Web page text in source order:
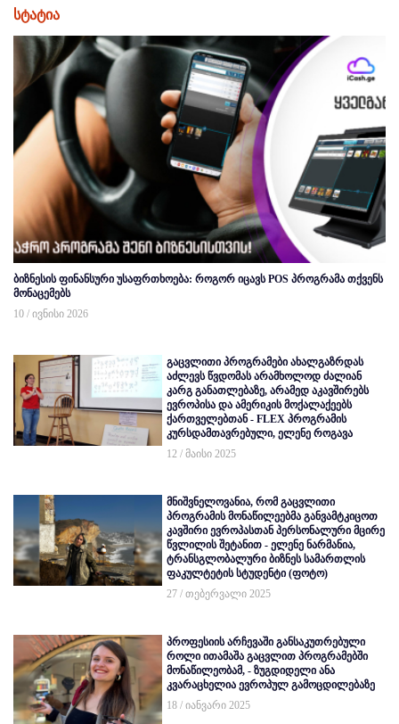
სტატია
ბიზნესის ფინანსური უსაფრთხოება: როგორ იცავს POS პროგრამა თქვენს
მონაცემებს
10 / ივნისი 2026
გაცვლითი პროგრამები ახალგაზრდას
აძლევს წვდომას არამხოლოდ ძალიან
კარგ განათლებაზე, არამედ აკავშირებს
ევროპისა და ამერიკის მოქალაქეებს
ქართველებთან - FLEX პროგრამის
კურსდამთავრებული, ელენე როგავა
12 / მაისი 2025
მნიშვნელოვანია, რომ გაცვლითი
პროგრამის მონაწილეებმა განვამტკიცოთ
კავშირი ევროპასთან პერსონალური მცირე
წვლილის შეტანით - ელენე ნარმანია,
ტრანსგლობალური ბიზნეს სამართლის
ფაკულტეტის სტუდენტი (ფოტო)
27 / თებერვალი 2025
პროფესიის არჩევაში განსაკუთრებული
როლი ითამაშა გაცვლით პროგრამებში
მონაწილეობამ, - ზუგდიდელი ანა
კვარაცხელია ევროპულ გამოცდილებაზე
18 / იანვარი 2025